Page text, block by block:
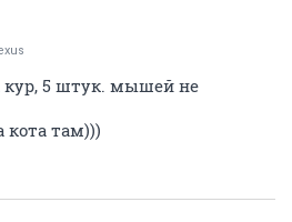
5 штук. мышей не
там)))